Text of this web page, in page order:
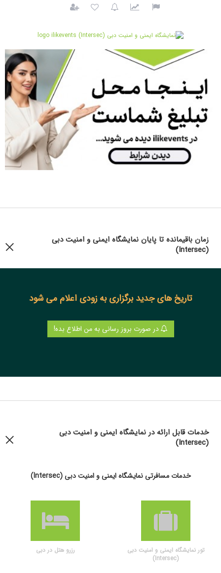
زمان باقیمانده تا پایان نمایشگاه ایمنی و امنیت دبی
(Intersec)
تاریخ های جدید برگزاری به زودی اعلام می شود
در صورت بروز رسانی به من اطلاع بده!
خدمات قابل ارائه در نمایشگاه ایمنی و امنیت دبی
(Intersec)
خدمات مسافرتی نمایشگاه ایمنی و امنیت دبی (Intersec)
تور نمایشگاه ایمنی و امنیت دبی
(Intersec)
رزرو هتل در دبی